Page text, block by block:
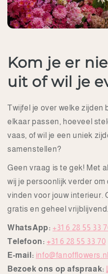
Kom je er
uit of wil je
Twijfel je over welke zijden
elkaar passen, hoeveel
vaas, of wil je een uniek
samenstellen?
Geen vraag is te gek! Met
wij je persoonlijk verder
vinden voor jouw interieur.
gratis en geheel vrijblijvend.
WhatsApp: +31 6 28 55 33
Telefoon: +31 6 28 55 33 70
E-mail: info@fanofflowers.nl
Bezoek ons op afspraak: